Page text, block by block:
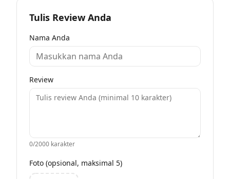
Tulis Review Anda
Nama Anda
Review
0/2000 karakter
Foto (opsional, maksimal 5)